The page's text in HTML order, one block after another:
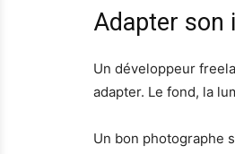
Adapter son
Un développeur
adapter. Le fond, la
Un bon photographe